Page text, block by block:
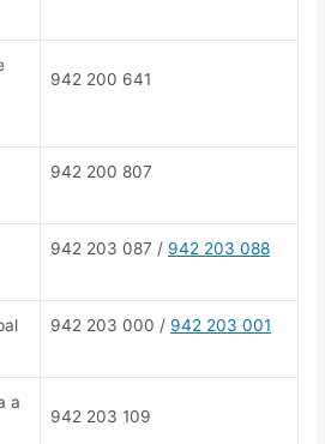
942 200 641
942 200 807
942 203 087 / 942 203 088
942 203 000 / 942 203 001
a
942 203 109